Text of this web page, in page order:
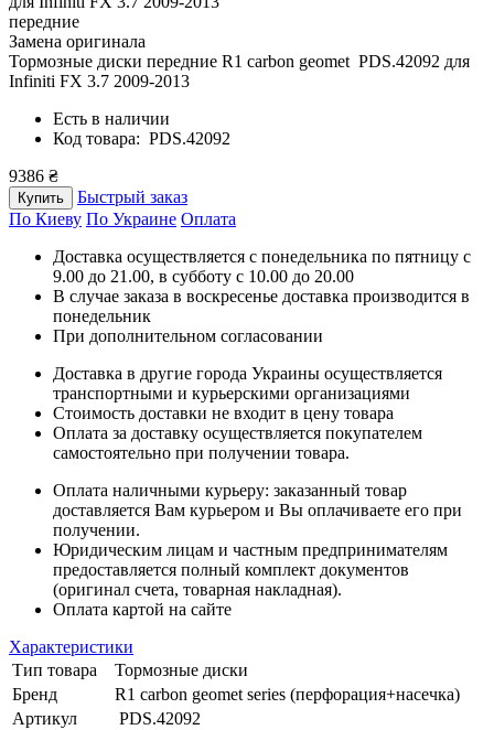
передние
Замена оригинала
Тормозные диски передние R1 carbon geomet PDS.42092 для
Infiniti FX 3.7 2009-2013
Есть в наличии
Код товара: PDS.42092
9386 ₴
Купить
Быстрый заказ
По Киеву По Украине Оплата
Доставка осуществляется с понедельника по пятницу с
9.00 до 21.00, в субботу с 10.00 до 20.00
В случае заказа в воскресенье доставка производится в
понедельник
При дополнительном согласовании
Доставка в другие города Украины осуществляется
транспортными и курьерскими организациями
Стоимость доставки не входит в цену товара
Оплата за доставку осуществляется покупателем
самостоятельно при получении товара.
Оплата наличными курьеру: заказанный товар
доставляется Вам курьером и Вы оплачиваете его при
получении.
Юридическим лицам и частным предпринимателям
предоставляется полный комплект документов
(оригинал счета, товарная накладная).
Оплата картой на сайте
Характеристики
Тип товара
Тормозные диски
Бренд
R1 carbon geomet series (перфорация+насечка)
Артикул
PDS.42092